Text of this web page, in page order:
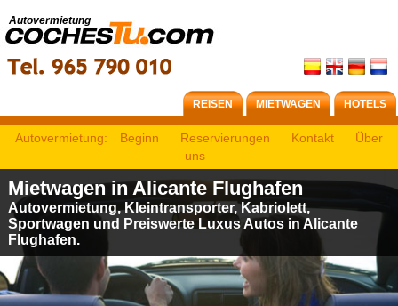
Autovermietung
HOTELS
MIETWAGEN
REISEN
Autovermietung: Beginn Reservierungen Kontakt
Über
uns
Mietwagen in Alicante Flughafen
Autovermietung, Kleintransporter, Kabriolett,
Sportwagen und Preiswerte Luxus Autos in Alicante
Flughafen.